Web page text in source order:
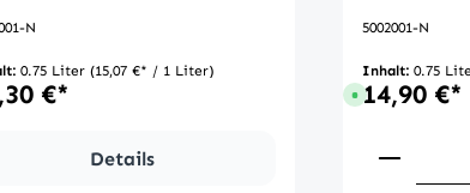
Wert ein oder benutze
N
0.75 Liter (15,07 €* / 1 Liter)
nicht verfügbar
€*
Details
5002001-N
Inhalt: 0.75
Sofort
14,90 €*